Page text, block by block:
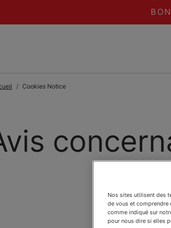
Cookies Notice
Nos sites utilisent des
de vous et comprendre
comme indiqué sur
pour nous dire si elles